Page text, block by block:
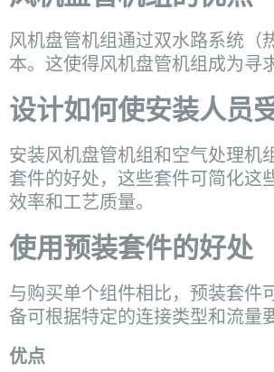
风机盘管机组通过双水路系统（
本。这使得风机盘管机组成为寻
设计如何使安装人员
安装风机盘管机组和空气处理机
套件的好处，这些套件可简化这
效率和工艺质量。
使用预装套件的好处
与购买单个组件相比，预装套件
备可根据特定的连接类型和流量
优点